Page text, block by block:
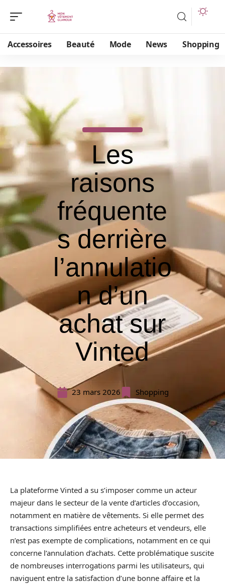
Accessoires Beauté Mode News Shopping
Les
raisons
fréquente
s derrière
l’annulatio
n d’un
achat sur
Vinted
23 mars 2026 Shopping
La plateforme Vinted a su s’imposer comme un acteur
majeur dans le secteur de la vente d’articles d’occasion,
notamment en matière de vêtements. Si elle permet des
transactions simplifiées entre acheteurs et vendeurs, elle
n’est pas exempte de complications, notamment en ce qui
concerne l’annulation d’achats. Cette problématique suscite
de nombreuses interrogations parmi les utilisateurs, qui
naviguent entre la satisfaction d’une bonne affaire et la